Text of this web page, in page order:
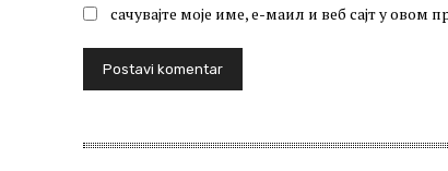
сачувајте моје име, е-маил и веб сајт у